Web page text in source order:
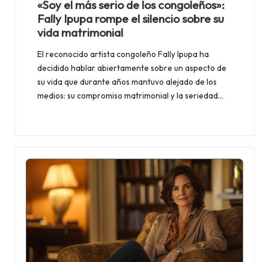
a
«Soy el más serio de los congoleños»:
Fally Ipupa rompe el silencio sobre su
vida matrimonial
El reconocido artista congoleño Fally Ipupa ha
decidido hablar abiertamente sobre un aspecto de
su vida que durante años mantuvo alejado de los
medios: su compromiso matrimonial y la seriedad…